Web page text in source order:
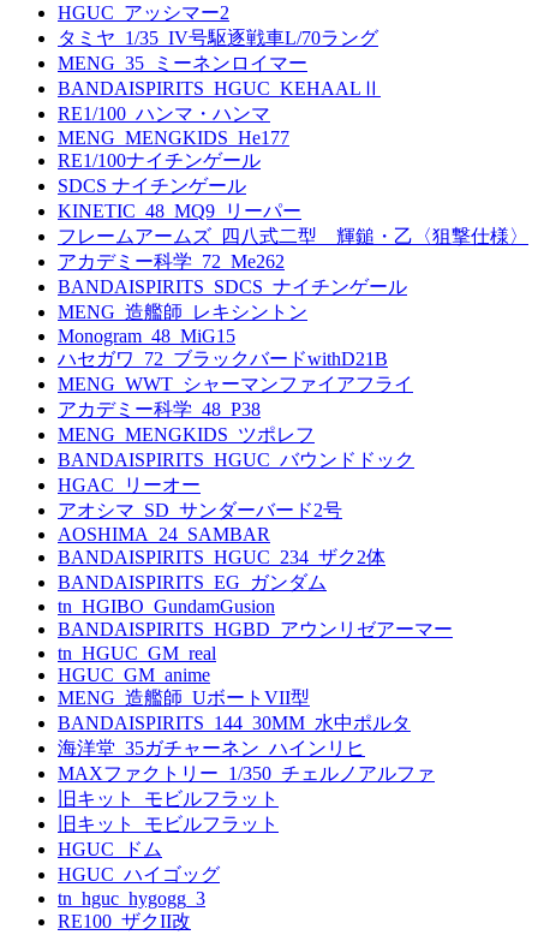
HGUC_アッシマー2
タミヤ_1/35_IV号駆逐戦車L/70ラング
MENG_35_ミーネンロイマー
BANDAISPIRITS_HGUC_KEHAALⅡ
RE1/100_ハンマ・ハンマ
MENG_MENGKIDS_He177
RE1/100ナイチンゲール
SDCS ナイチンゲール
KINETIC_48_MQ9_リーパー
フレームアームズ_四八式二型 輝鎚・乙〈狙撃仕様〉
アカデミー科学_72_Me262
BANDAISPIRITS_SDCS_ナイチンゲール
MENG_造艦師_レキシントン
Monogram_48_MiG15
ハセガワ_72_ブラックバードwithD21B
MENG_WWT_シャーマンファイアフライ
アカデミー科学_48_P38
MENG_MENGKIDS_ツポレフ
BANDAISPIRITS_HGUC_バウンドドック
HGAC_リーオー
アオシマ_SD_サンダーバード2号
AOSHIMA_24_SAMBAR
BANDAISPIRITS_HGUC_234_ザク2体
BANDAISPIRITS_EG_ガンダム
tn_HGIBO_GundamGusion
BANDAISPIRITS_HGBD_アウンリゼアーマー
tn_HGUC_GM_real
HGUC_GM_anime
MENG_造艦師_UボートVII型
BANDAISPIRITS_144_30MM_水中ポルタ
海洋堂_35ガチャーネン_ハインリヒ
MAXファクトリー_1/350_チェルノアルファ
旧キット_モビルフラット
旧キット_モビルフラット
HGUC_ドム
HGUC_ハイゴッグ
tn_hguc_hygogg_3
RE100_ザクII改